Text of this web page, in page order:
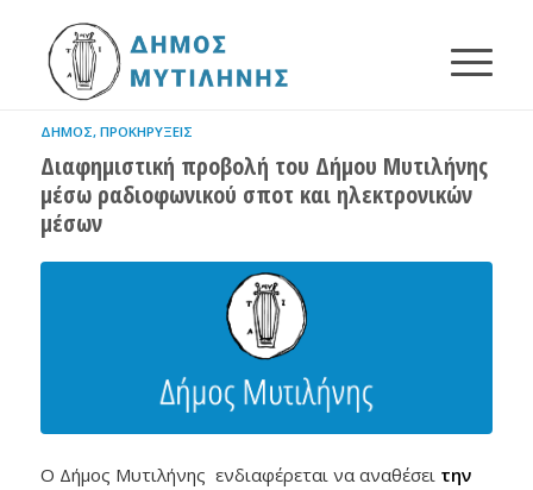
ΔΉΜΟΣ, ΠΡΟΚΗΡΎΞΕΙΣ
Διαφημιστική προβολή του Δήμου Μυτιλήνης
μέσω ραδιοφωνικού σποτ και ηλεκτρονικών
μέσων
Ο Δήμος Μυτιλήνης ενδιαφέρεται να αναθέσει την